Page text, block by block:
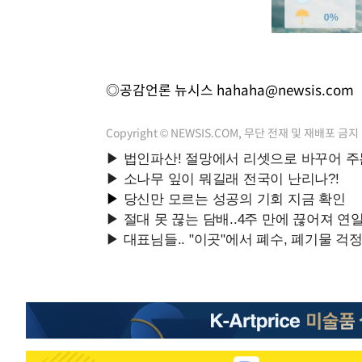
◎공감언론 뉴시스 hahaha@newsis.com
Copyright © NEWSIS.COM, 무단 전재 및 재배포 금지